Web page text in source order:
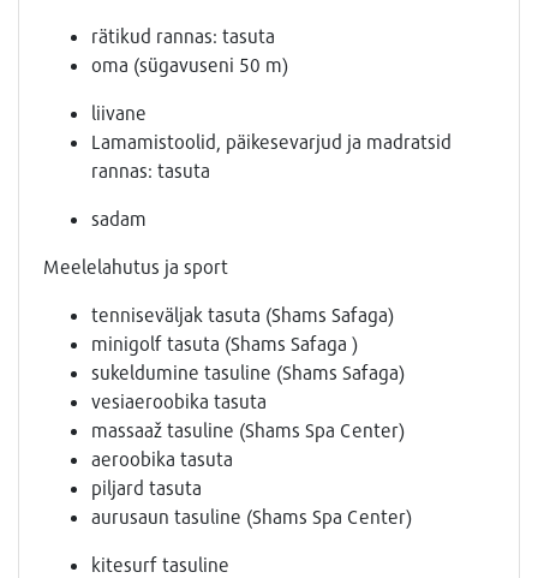
rätikud rannas: tasuta
oma (sügavuseni 50 m)
liivane
Lamamistoolid, päikesevarjud ja madratsid
rannas: tasuta
sadam
Meelelahutus ja sport
tenniseväljak tasuta (Shams Safaga)
minigolf tasuta (Shams Safaga )
sukeldumine tasuline (Shams Safaga)
vesiaeroobika tasuta
massaaž tasuline (Shams Spa Center)
aeroobika tasuta
piljard tasuta
aurusaun tasuline (Shams Spa Center)
kitesurf tasuline